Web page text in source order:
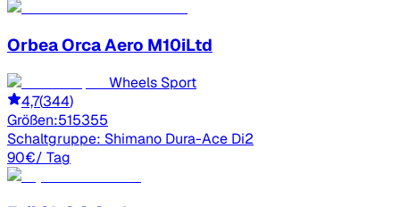
OrbeaOrca Aero M10iLtd
Wheels Sport
4,7(344)
Größen:515355
Schaltgruppe: Shimano Dura-Ace Di2
90€/ Tag